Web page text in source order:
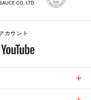
カウント